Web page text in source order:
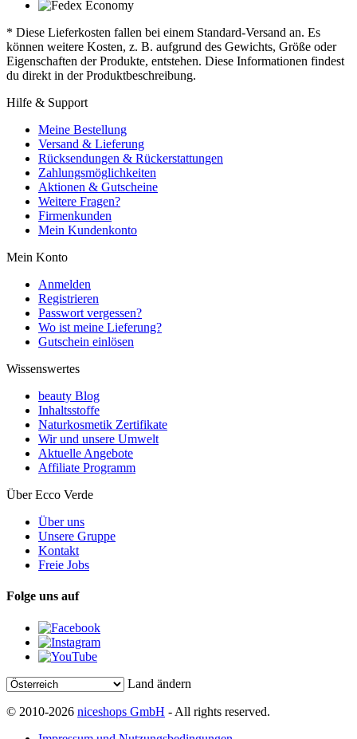
* Diese Lieferkosten fallen bei einem Standard-Versand an. Es
können weitere Kosten, z. B. aufgrund des Gewichts, Größe oder
Eigenschaften der Produkte, entstehen. Diese Informationen findest
du direkt in der Produktbeschreibung.
Hilfe & Support
Meine Bestellung
Versand & Lieferung
Rücksendungen & Rückerstattungen
Zahlungsmöglichkeiten
Aktionen & Gutscheine
Weitere Fragen?
Firmenkunden
Mein Kundenkonto
Mein Konto
Anmelden
Registrieren
Passwort vergessen?
Wo ist meine Lieferung?
Gutschein einlösen
Wissenswertes
beauty Blog
Inhaltsstoffe
Naturkosmetik Zertifikate
Wir und unsere Umwelt
Aktuelle Angebote
Affiliate Programm
Über Ecco Verde
Über uns
Unsere Gruppe
Kontakt
Freie Jobs
Folge uns auf
Land ändern
© 2010-2026 niceshops GmbH - All rights reserved.